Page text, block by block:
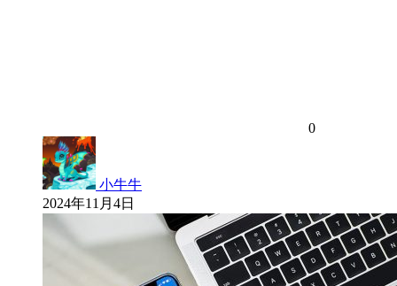
0
小牛牛
2024年11月4日